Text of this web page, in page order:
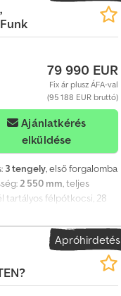
79 990 EUR
Fix ár plusz ÁFA-val
(95 188 EUR bruttó)
Ajánlatkérés
elküldése
3 tengely, első forgalomba
2 550 mm, teljes
tartályos félpótkocsi, 28
952 km. V2A
2 válaszfallal. Az
liter marad. Az ürítés egy
1 db
rendszerrel, BPW
tengely emelhető tengely,
Apróhirdetés